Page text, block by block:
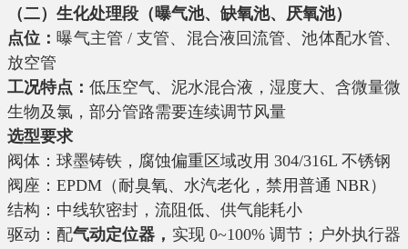
（二）生化处理段（曝气池、缺氧池、厌氧池）
点位：曝气主管 / 支管、混合液回流管、池体配水管、
放空管
工况特点： 低压空气、泥水混合液，湿度大、含微量微
生物及氯，部分管路需要连续调节风量
选型要求
阀体：球墨铸铁，腐蚀偏重区域改用 304/316L 不锈钢
阀座：EPDM（耐臭氧、水汽老化，禁用普通 NBR）
结构：中线软密封，流阻低、供气能耗小
驱动：配气动定位器， 实现 0~100% 调节；户外执行器